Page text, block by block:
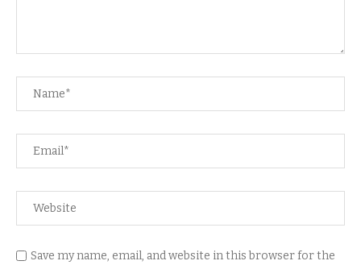
Save my name, email, and website in this browser for the